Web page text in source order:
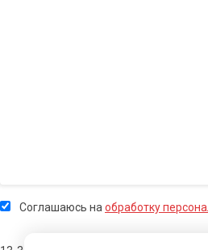
Соглашаюсь наобработку